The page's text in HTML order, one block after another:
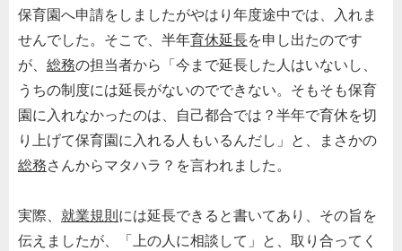
保育園へ申請をしましたがやはり年度途中では、入れま
せんでした。そこで、半年育休延長を申し出たのです
が、 総務の担当者から「今まで延長した人はいないし、
うちの制度には延長がないのでできない。そもそも保育
園に入れなかったのは、自己都合では？半年で育休を切
り上げて保育園に入れる人もいるんだし」と、まさかの
総務さんからマタハラ？を言われました。
実際、 就業規則には延長できると書いてあり、その旨を
伝えましたが、「上の人に相談して」と、取り合ってく